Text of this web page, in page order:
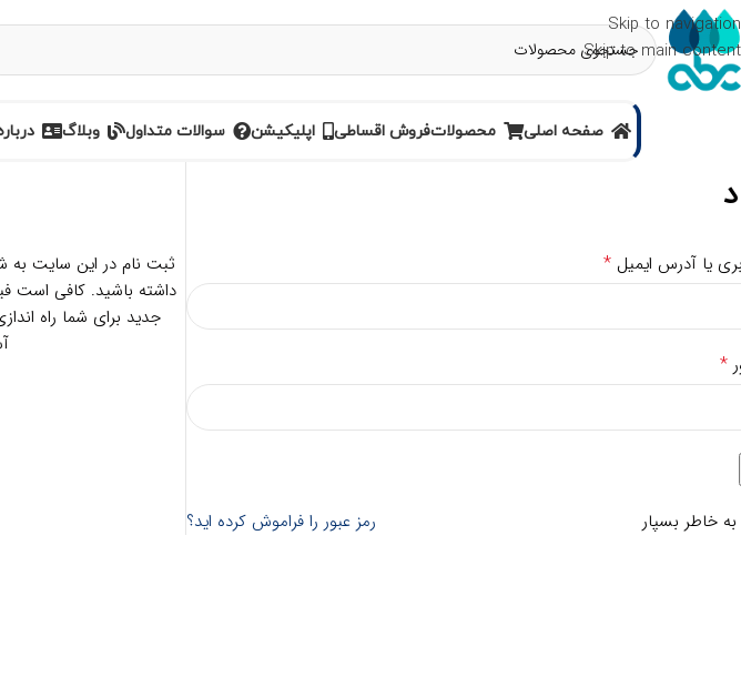
Skip to navigation
Skip to main content
صفحه اصلی محصولاتفروش اقساطی اپلیکیشن سوالات متداول وبلاگ
یا آدرس ایمیل *
*
رمز عبور را فراموش کرده اید؟ به خاطر بسپار
ثبت نام در این سایت
داشته باشید. کافی است
جدید برای شما راه